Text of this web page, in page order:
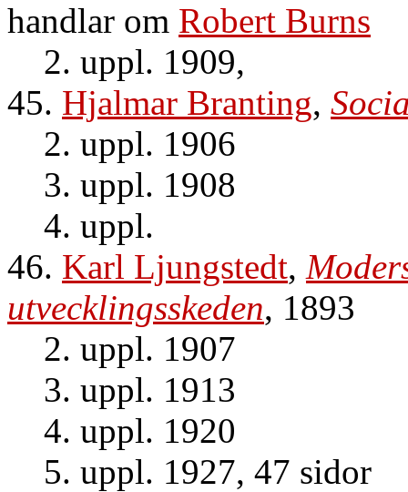
handlar om Robert Burns
2. uppl. 1909,
45. Hjalmar Branting,
2. uppl. 1906
3. uppl. 1908
4. uppl.
46. Karl Ljungstedt,
utvecklingsskeden, 1893
2. uppl. 1907
3. uppl. 1913
4. uppl. 1920
5. uppl. 1927, 47 sidor